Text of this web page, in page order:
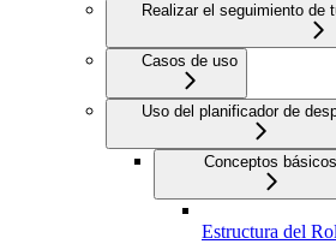
Realizar el seguimiento de
Casos de uso
Uso del planificador de
Conceptos básicos
Estructura del